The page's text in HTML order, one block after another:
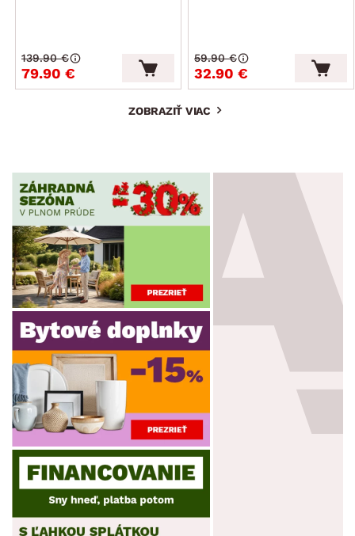
79.90 €
139.90 €
32.90 €
59.90 €
ZOBRAZIŤ VIAC